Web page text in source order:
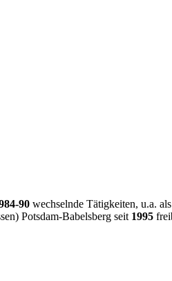
90 wechselnde Tätigkeiten, u.a.
Potsdam-Babelsberg seit 1995